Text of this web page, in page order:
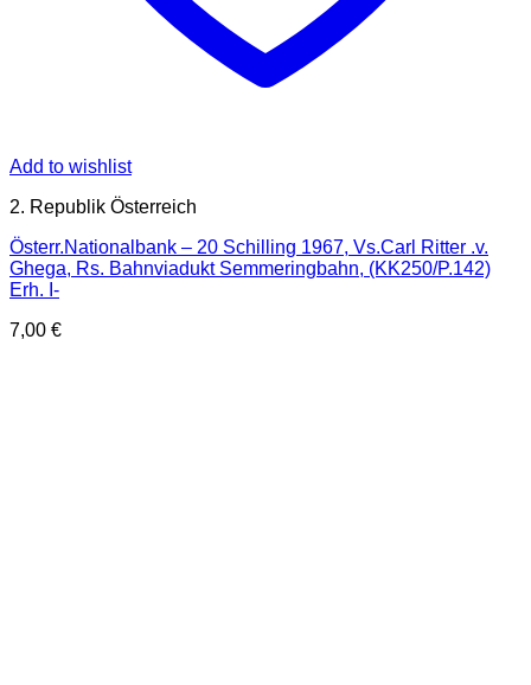
Add to wishlist
2. Republik Österreich
Österr.Nationalbank – 20 Schilling 1967, Vs.Carl Ritter .v.
Ghega, Rs. Bahnviadukt Semmeringbahn, (KK250/P.142)
Erh. I-
7,00 €